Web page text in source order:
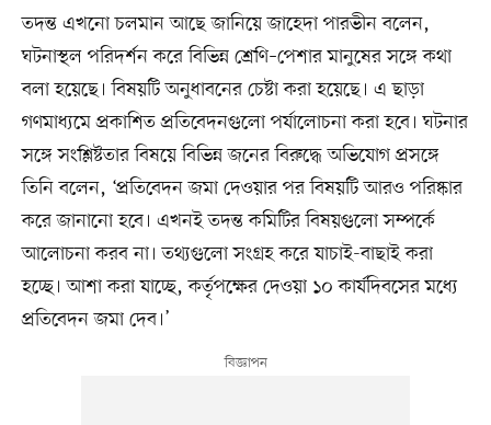
তদন্ত এখনো চলমান আছে জানিয়ে জাহেদা পারভীন বলেন,
ঘটনাস্থল পরিদর্শন করে বিভিন্ন শ্রেণি–পেশার মানুষের সঙ্গে কথা
বলা হয়েছে। বিষয়টি অনুধাবনের চেষ্টা করা হয়েছে। এ ছাড়া
গণমাধ্যমে প্রকাশিত প্রতিবেদনগুলো পর্যালোচনা করা হবে। ঘটনার
সঙ্গে সংশ্লিষ্টতার বিষয়ে বিভিন্ন জনের বিরুদ্ধে অভিযোগ প্রসঙ্গে
তিনি বলেন, ‘প্রতিবেদন জমা দেওয়ার পর বিষয়টি আরও পরিষ্কার
করে জানানো হবে। এখনই তদন্ত কমিটির বিষয়গুলো সম্পর্কে
আলোচনা করব না। তথ্যগুলো সংগ্রহ করে যাচাই-বাছাই করা
হচ্ছে। আশা করা যাচ্ছে, কর্তৃপক্ষের দেওয়া ১০ কার্যদিবসের মধ্যে
প্রতিবেদন জমা দেব।’